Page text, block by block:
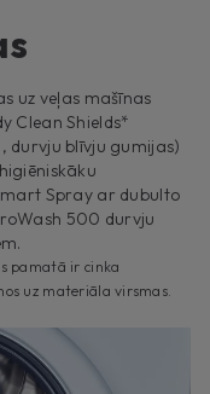
uz veļas mašīnas
Clean Shields*
durvju blīvju gumijas)
Spray ar dubulto
500 durvju
pamatā ir cinka
uz materiāla virsmas.